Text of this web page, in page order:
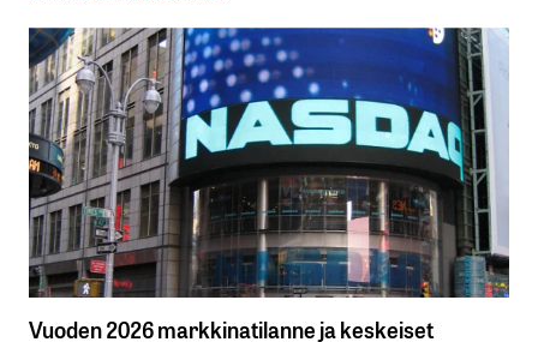
Vuoden 2026 markkinatilanne ja keskeiset